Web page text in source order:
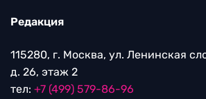
Редакция
115280, г. Москва, ул. Ленинская
д. 26, этаж 2
тел: +7 (499) 579-86-96